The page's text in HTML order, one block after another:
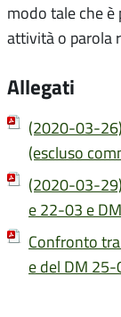
modo tale che è
attività o parola
Allegati
(2020-03-
(escluso
(2020-03-29)
e 22-03 e
Confronto
e del DM